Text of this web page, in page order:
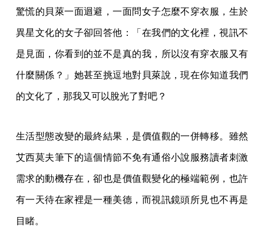
驚慌的貝萊一面迴避，一面問女子怎麼不穿衣服，生於
異星文化的女子卻回答他：「在我們的文化裡，視訊不
是見面，你看到的並不是真的我，所以沒有穿衣服又有
什麼關係？」她甚至挑逗地對貝萊說，現在你知道我們
的文化了，那我又可以脫光了對吧？
生活型態改變的最終結果，是價值觀的一併轉移。雖然
艾西莫夫筆下的這個情節不免有通俗小說服務讀者刺激
需求的動機存在，卻也是價值觀變化的極端範例，也許
有一天待在家裡是一種美德，而視訊鏡頭所見也不再是
目睹。